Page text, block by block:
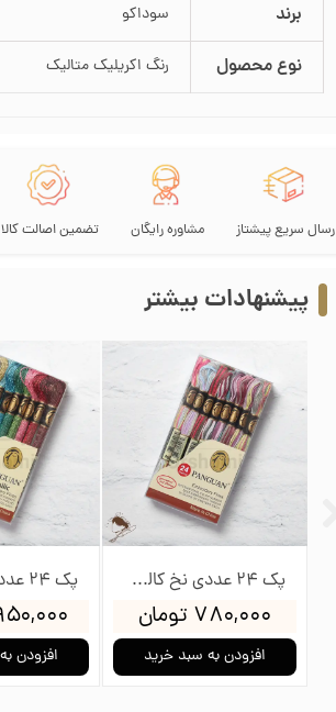
برند سوداکو
نوع محصول رنگ اکریلیک متالیک
تضمین اصالت کالا مشاوره رایگان سریع پیشتاز
پک 24 عددی نخ کالوریس پنگوئن
۷۸۰,۰۰۰ تومان
افزودن به سبد خرید
پک 150 عددی نخ گلدوزی پنگوئن
سبد خرید
پیشنهادات بیشتر